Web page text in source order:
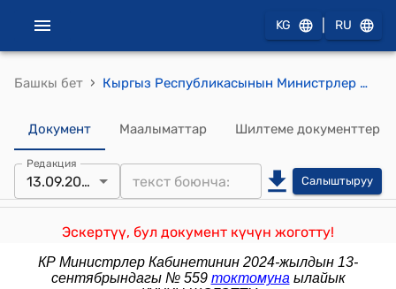
KG RU
Башкы бет › Кыргыз Республикасынын Министрлер Кабинетинин 2022-жылдын 11-январындагы № 73 "Кыргыз Республикасынын Өкмөтүнүн 2017-жылдын 28-февралындагы № 129 "Башкаруучу компанияларды тандоо укугун пайдаланбаган камсыздандырылган адамдардын пайдасына түзүлгөн пенсиялык топтоо каражаттарын Кыргыз Республикасынын Социалдык фонду тарабынан башкаруунун эрежелерин бекитүү тууралуу" токтомуна өзгөртүү киргизүү жөнүндө" токтому
Документ Маалыматтар Шилтеме документтер
Редакция
13.09.2024 Салыштыруу
Эскертүү, бул документ күчүн жоготту!